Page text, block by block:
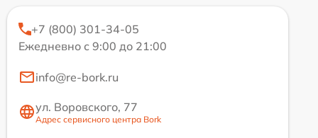
+7 (800) 301-34-05
Ежедневно с 9:00 до 21:00
info@re-bork.ru
ул. Воровского, 77
Адрес сервисного центра Bork